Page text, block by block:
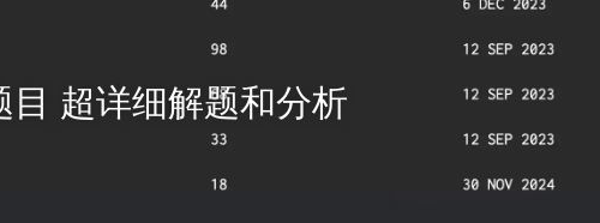
超详细解题和分析